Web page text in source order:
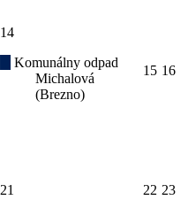
14
Komunálny odpad
Michalová
(Brezno)
15 16
21 22 23